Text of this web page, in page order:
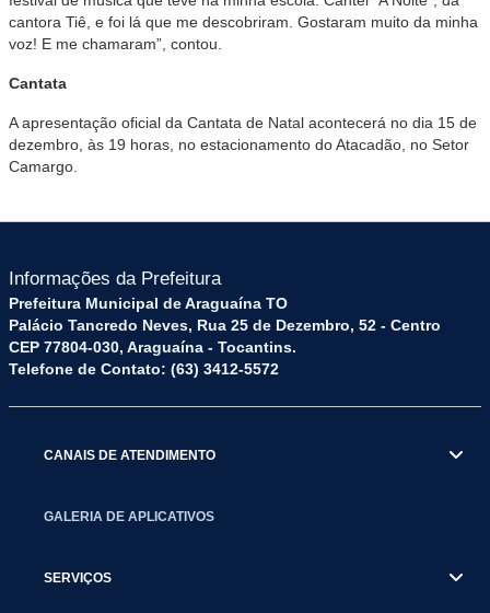
cantora Tiê, e foi lá que me descobriram. Gostaram muito da minha
voz! E me chamaram”, contou.
Cantata
A apresentação oficial da Cantata de Natal acontecerá no dia 15 de
dezembro, às 19 horas, no estacionamento do Atacadão, no Setor
Camargo.
Informações da Prefeitura
Prefeitura Municipal de Araguaína TO
Palácio Tancredo Neves, Rua 25 de Dezembro, 52 - Centro
CEP 77804-030, Araguaína - Tocantins.
Telefone de Contato: (63) 3412-5572
CANAIS DE ATENDIMENTO
GALERIA DE APLICATIVOS
SERVIÇOS